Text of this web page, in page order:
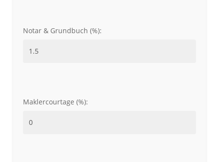
Notar & Grundbuch (%):
Maklercourtage (%):